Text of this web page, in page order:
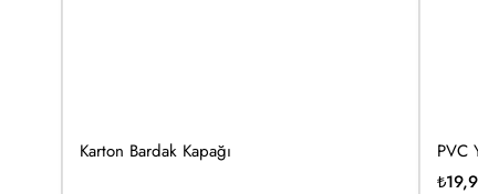
Karton Bardak Kapağı
PVC
₺